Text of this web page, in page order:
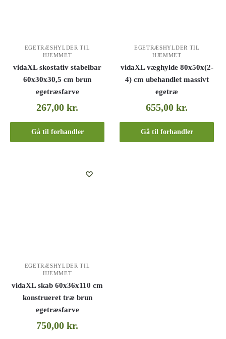
EGETRÆSHYLDER TIL
HJEMMET
vidaXL skostativ stabelbar
60x30x30,5 cm brun
egetræsfarve
267,00kr.
Gå til forhandler
EGETRÆSHYLDER TIL
HJEMMET
vidaXL væghylde 80x50x(2-
4) cm ubehandlet massivt
egetræ
655,00kr.
Gå til forhandler
EGETRÆSHYLDER TIL
HJEMMET
vidaXL skab 60x36x110 cm
konstrueret træ brun
egetræsfarve
750,00kr.